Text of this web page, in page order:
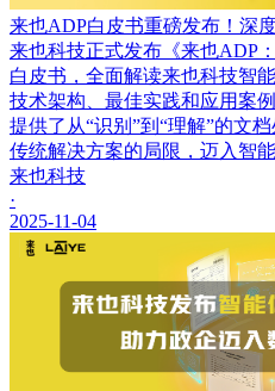
来也ADP白皮书重磅发布！深
来也科技正式发布《来也ADP
白皮书，全面解读来也科技智
技术架构、最佳实践和应用案
提供了从“识别”到“理解”的文
传统解决方案的局限，迈入智能
来也科技
·
2025-11-04